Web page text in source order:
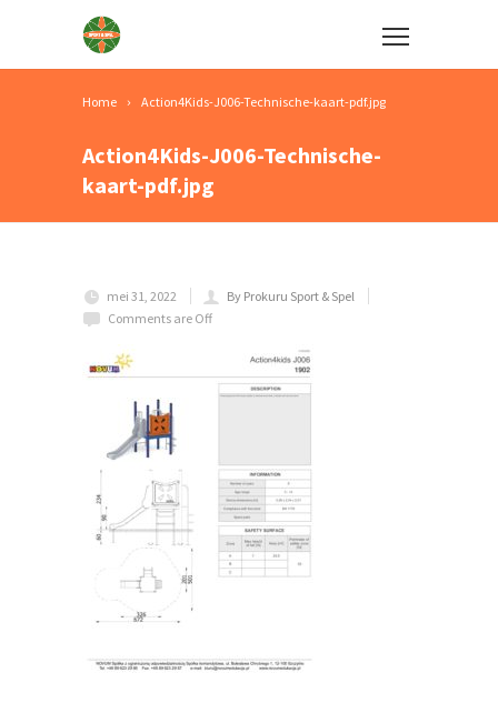
Home Action4Kids-J006-Technische-kaart-pdf.jpg
Action4Kids-J006-Technische-
kaart-pdf.jpg
mei 31, 2022
By Prokuru Sport & Spel
Comments are Off